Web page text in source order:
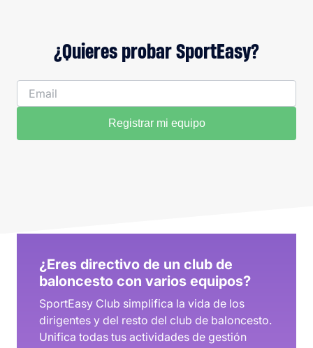
¿Quieres probar SportEasy?
Registrar mi equipo
¿Eres directivo de un club de
baloncesto con varios equipos?
SportEasy Club simplifica la vida de los
dirigentes y del resto del club de baloncesto.
Unifica todas tus actividades de gestión